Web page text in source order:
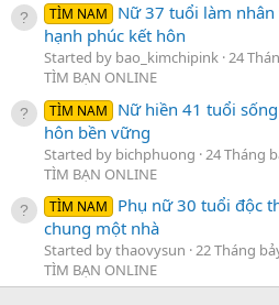
TÌM NAM
Nữ 37 tuổi làm
hạnh phúc kết hôn
Started by bao_kimchipink 24
TÌM BẠN ONLINE
TÌM NAM
Nữ hiền 41 tuổi
hôn bền vững
Started by bichphuong 24 Tháng
TÌM BẠN ONLINE
TÌM NAM
Phụ nữ 30 tuổi độc
chung một nhà
Started by thaovysun 22 Tháng
TÌM BẠN ONLINE